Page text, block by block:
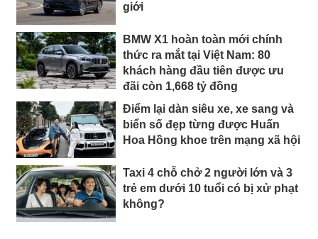
giới
BMW X1 hoàn toàn mới chính
thức ra mắt tại Việt Nam: 80
khách hàng đầu tiên được ưu
đãi còn 1,668 tỷ đồng
Điểm lại dàn siêu xe, xe sang và
biển số đẹp từng được Huấn
Hoa Hồng khoe trên mạng xã hội
Taxi 4 chỗ chở 2 người lớn và 3
trẻ em dưới 10 tuổi có bị xử phạt
không?